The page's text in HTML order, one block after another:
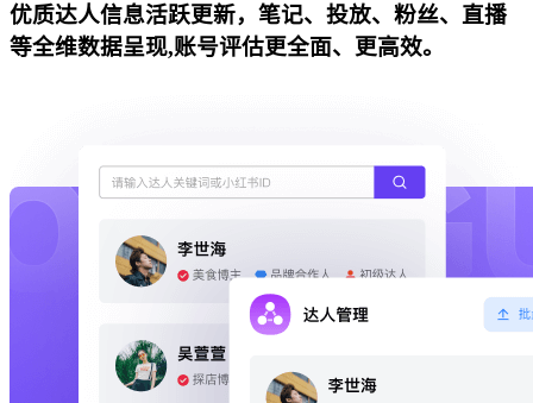
优质达人信息活跃更新，笔记、投放、粉丝、直播
等全维数据呈现,账号评估更全面、更高效。